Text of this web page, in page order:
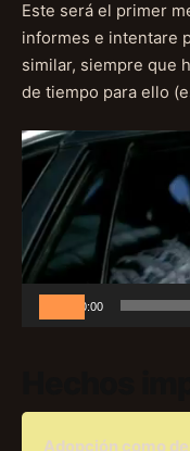
Este será el primer
informes e intentare
similar, siempre que
de tiempo para ello
Reproductor
vídeo
00:00
Adopción como